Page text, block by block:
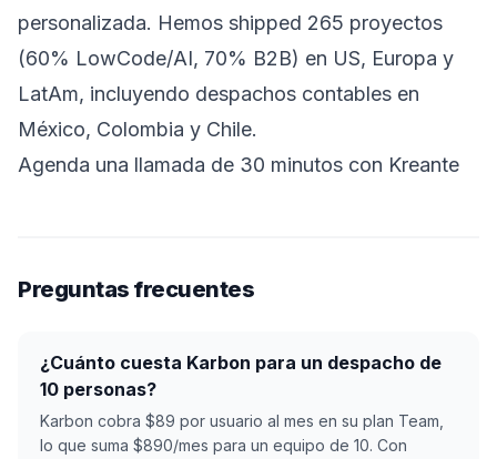
personalizada. Hemos shipped 265 proyectos
(60% LowCode/AI, 70% B2B) en US, Europa y
LatAm, incluyendo despachos contables en
México, Colombia y Chile.
Agenda una llamada de 30 minutos con Kreante
Preguntas frecuentes
¿Cuánto cuesta Karbon para un despacho de
10 personas?
Karbon cobra $89 por usuario al mes en su plan Team,
lo que suma $890/mes para un equipo de 10. Con